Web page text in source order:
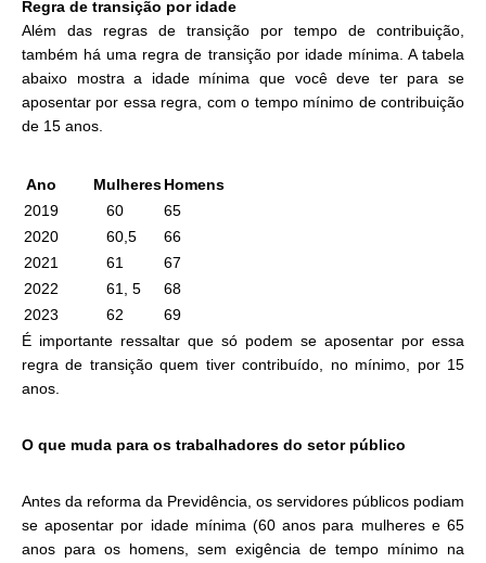
Regra de transição por idade
Além das regras de transição por tempo de contribuição,
também há uma regra de transição por idade mínima. A tabela
abaixo mostra a idade mínima que você deve ter para se
aposentar por essa regra, com o tempo mínimo de contribuição
de 15 anos.
Ano MulheresHomens
2019
60
65
2020
60,5
66
2021
61
67
2022
61, 5
68
2023
62
69
É importante ressaltar que só podem se aposentar por essa
regra de transição quem tiver contribuído, no mínimo, por 15
anos.
O que muda para os trabalhadores do setor público
Antes da reforma da Previdência, os servidores públicos podiam
se aposentar por idade mínima (60 anos para mulheres e 65
anos para os homens, sem exigência de tempo mínimo na